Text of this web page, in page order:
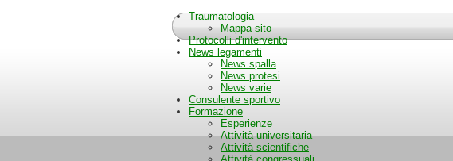
Traumatologia
Mappa sito
Protocolli d'intervento
News legamenti
News spalla
News protesi
News varie
Consulente sportivo
Formazione
Esperienze
Attività universitaria
Attività scientifiche